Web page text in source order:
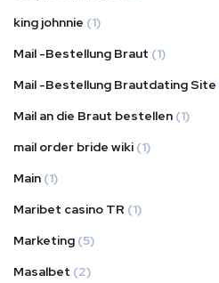
king johnnie (1)
Mail -Bestellung Braut (1)
Mail -Bestellung Brautdating Site
Mail an die Braut bestellen (1)
mail order bride wiki (1)
Main (1)
Maribet casino TR (1)
Marketing (5)
Masalbet (2)